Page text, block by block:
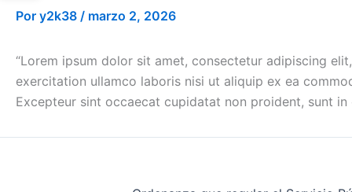
Por y2k38 / marzo 2, 2026
“Lorem ipsum dolor sit amet, consectetur adipiscing
exercitation ullamco laboris nisi ut aliquip ex ea
Excepteur sint occaecat cupidatat non proident, sunt